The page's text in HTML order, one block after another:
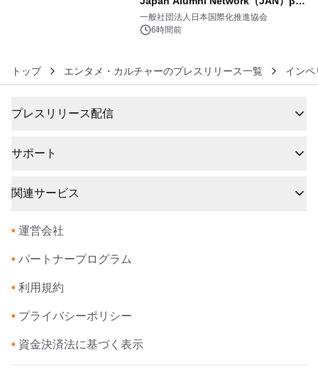
をリリース
一般社団法人日本国際化推進協会
6時間前
トップ エンタメ・カルチャーのプレスリリース一覧 イン
プレスリリース配信
サポート
関連サービス
• 運営会社
• パートナープログラム
• 利用規約
• プライバシーポリシー
• 資金決済法に基づく表示